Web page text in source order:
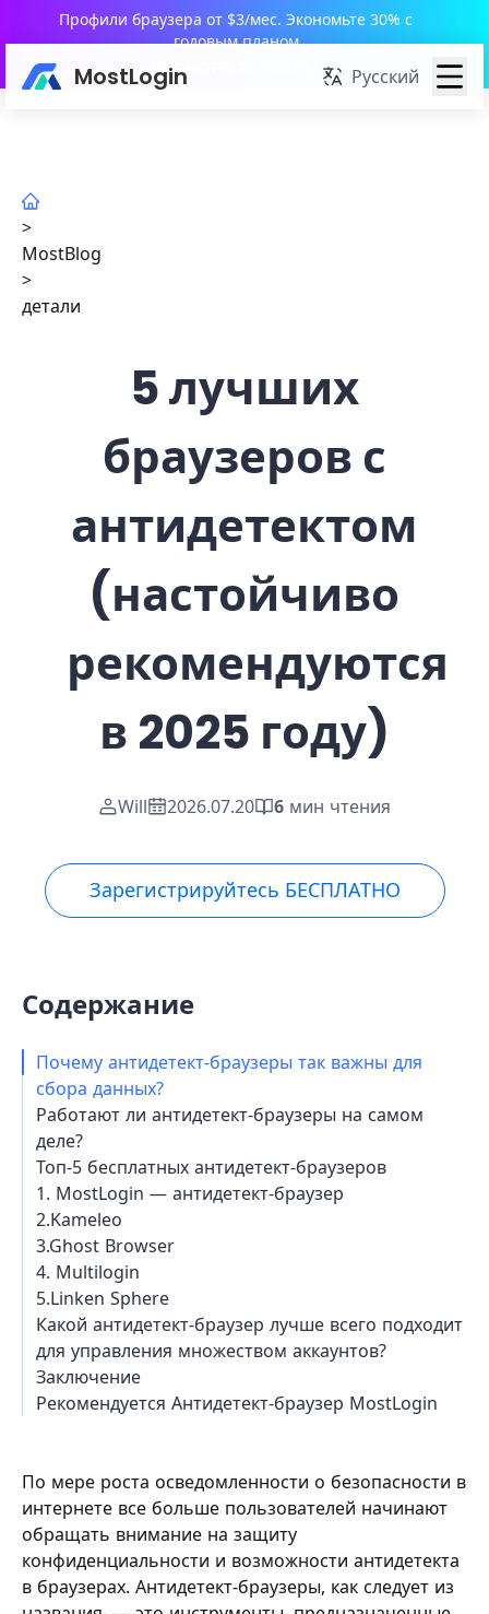
Профили браузера от $3/мес. Экономьте 30% с
годовым планом
ПОСМОТРЕТЬ ПЛАНЫ
MostLogin Русский
>
MostBlog
>
детали
5 лучших
браузеров с
антидетектом
(настойчиво
рекомендуются
в 2025 году)
Will 2026.07.20 6 мин чтения
Зарегистрируйтесь БЕСПЛАТНО
Содержание
Почему антидетект-браузеры так важны для
сбора данных?
Работают ли антидетект-браузеры на самом
деле?
Топ-5 бесплатных антидетект-браузеров
1. MostLogin — антидетект-браузер
2.Kameleo
3.Ghost Browser
4. Multilogin
5.Linken Sphere
Какой антидетект-браузер лучше всего подходит
для управления множеством аккаунтов?
Заключение
Рекомендуется Антидетект-браузер MostLogin
По мере роста осведомленности о безопасности в
интернете все больше пользователей начинают
обращать внимание на защиту
конфиденциальности и возможности антидетекта
в браузерах. Антидетект-браузеры, как следует из